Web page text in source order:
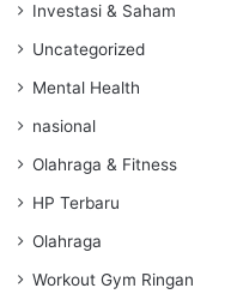
Investasi & Saham
Uncategorized
Mental Health
nasional
Olahraga & Fitness
HP Terbaru
Olahraga
Workout Gym Ringan